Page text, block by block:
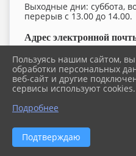
Выходные дни: суббота,
перерыв с 13.00 до 14.00.
Адрес электронной
Сканированные копии
иные объемные
адрес электронной
Список телефонных
сельского поселения
Пользуясь нашим сайтом,
обработки персональных
веб-сайт и другие
сервисы используют cookies.
Подробнее
Подтверждаю